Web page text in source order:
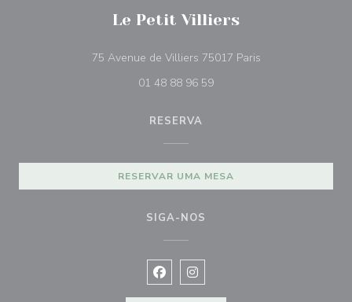
Le Petit Villiers
75 Avenue de Villiers 75017 Paris((abre numa nova
01 48 88 96 59
RESERVA
RESERVAR UMA MESA
SIGA-NOS
Facebook ((abre numa nova janela))
Instagram ((abre numa nova